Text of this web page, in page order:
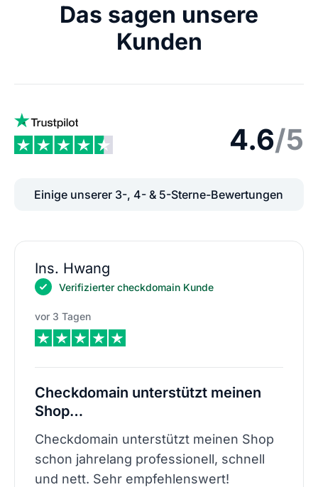
Das sagen unsere
Kunden
4.6/5
Einige unserer 3-, 4- & 5-Sterne-Bewertungen
Ins. Hwang
Verifizierter checkdomain Kunde
vor 3 Tagen
Checkdomain unterstützt meinen
Shop…
Checkdomain unterstützt meinen Shop
schon jahrelang professionell, schnell
und nett. Sehr empfehlenswert!